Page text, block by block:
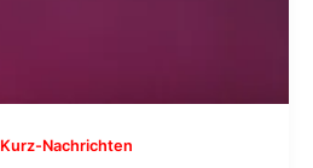
Kurz-Nachrichten